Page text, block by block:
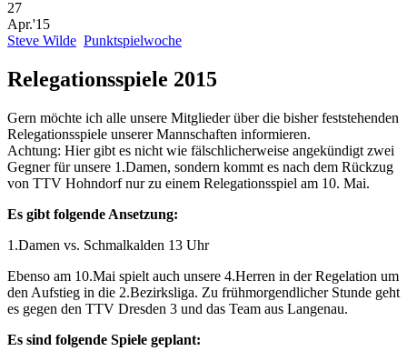
27
Apr.'15
Steve Wilde Punktspielwoche
Relegationsspiele 2015
Gern möchte ich alle unsere Mitglieder über die bisher feststehenden
Relegationsspiele unserer Mannschaften informieren.
Achtung: Hier gibt es nicht wie fälschlicherweise angekündigt zwei
Gegner für unsere 1.Damen, sondern kommt es nach dem Rückzug
von TTV Hohndorf nur zu einem Relegationsspiel am 10. Mai.
Es gibt folgende Ansetzung:
1.Damen vs. Schmalkalden 13 Uhr
Ebenso am 10.Mai spielt auch unsere 4.Herren in der Regelation um
den Aufstieg in die 2.Bezirksliga. Zu frühmorgendlicher Stunde geht
es gegen den TTV Dresden 3 und das Team aus Langenau.
Es sind folgende Spiele geplant: